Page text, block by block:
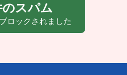
スパム
ロックされました